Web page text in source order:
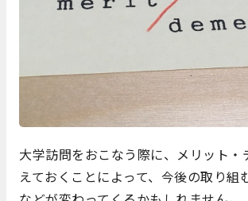
大学訪問をおこなう際に、メリット・
えておくことによって、今後の取り組